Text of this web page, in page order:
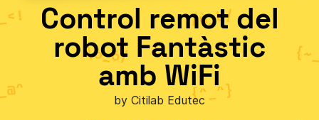
Control remot del
robot Fantàstic
amb WiFi
by Citilab Edutec